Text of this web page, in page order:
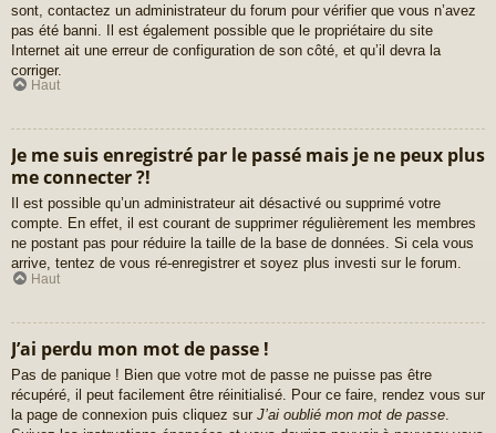
sont, contactez un administrateur du forum pour vérifier que vous n’avez
pas été banni. Il est également possible que le propriétaire du site
Internet ait une erreur de configuration de son côté, et qu’il devra la
corriger.
Haut
Je me suis enregistré par le passé mais je ne peux plus
me connecter ?!
Il est possible qu’un administrateur ait désactivé ou supprimé votre
compte. En effet, il est courant de supprimer régulièrement les membres
ne postant pas pour réduire la taille de la base de données. Si cela vous
arrive, tentez de vous ré-enregistrer et soyez plus investi sur le forum.
Haut
J’ai perdu mon mot de passe !
Pas de panique ! Bien que votre mot de passe ne puisse pas être
récupéré, il peut facilement être réinitialisé. Pour ce faire, rendez vous sur
la page de connexion puis cliquez sur J’ai oublié mon mot de passe